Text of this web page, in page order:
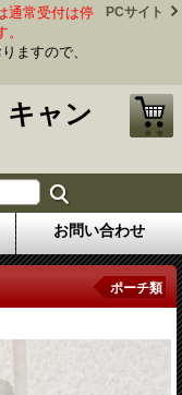
通常受付は停
ますので、
PCサイト
ャン
お問い合わせ
ポーチ類